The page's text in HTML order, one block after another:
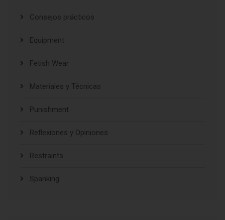
Consejos prácticos
Equipment
Fetish Wear
Materiales y Técnicas
Punishment
Reflexiones y Opiniones
Restraints
Spanking